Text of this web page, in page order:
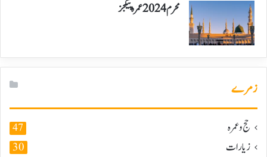
محرم 2024 عمرہ پیکجز
زمرے
حج و عمرہ 47
زیارات 30